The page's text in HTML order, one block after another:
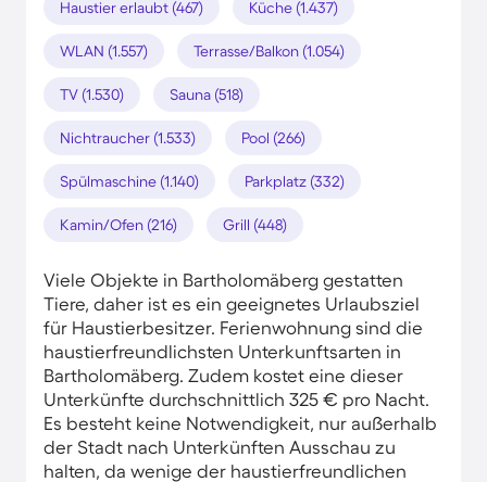
Haustier erlaubt (467) Küche (1.437)
WLAN (1.557) Terrasse/Balkon (1.054)
TV (1.530) Sauna (518)
Nichtraucher (1.533) Pool (266)
Spülmaschine (1.140) Parkplatz (332)
Kamin/Ofen (216) Grill (448)
Viele Objekte in Bartholomäberg gestatten
Tiere, daher ist es ein geeignetes Urlaubsziel
für Haustierbesitzer. Ferienwohnung sind die
haustierfreundlichsten Unterkunftsarten in
Bartholomäberg. Zudem kostet eine dieser
Unterkünfte durchschnittlich 325 € pro Nacht.
Es besteht keine Notwendigkeit, nur außerhalb
der Stadt nach Unterkünften Ausschau zu
halten, da wenige der haustierfreundlichen